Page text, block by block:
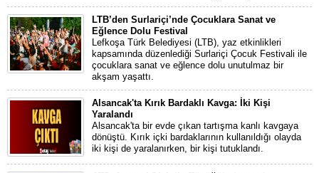
LTB’den Surlariçi’nde Çocuklara Sanat ve
Eğlence Dolu Festival
Lefkoşa Türk Belediyesi (LTB), yaz etkinlikleri
kapsamında düzenlediği Surlariçi Çocuk Festivali ile
çocuklara sanat ve eğlence dolu unutulmaz bir
akşam yaşattı.
Alsancak'ta Kırık Bardaklı Kavga: İki Kişi
Yaralandı
Alsancak'ta bir evde çıkan tartışma kanlı kavgaya
dönüştü. Kırık içki bardaklarının kullanıldığı olayda
iki kişi de yaralanırken, bir kişi tutuklandı.